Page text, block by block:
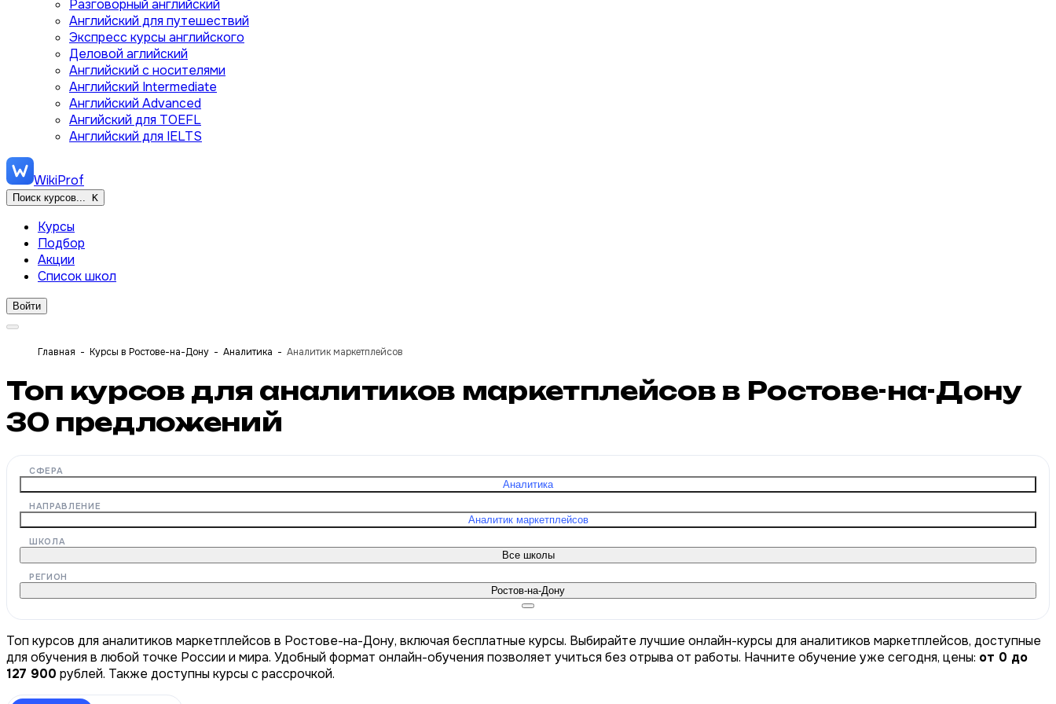
Разговорный английский
Английский для путешествий
Экспресс курсы английского
Деловой аглийский
Английский с носителями
Английский Intermediate
Английский Advanced
Ангийский для TOEFL
Английский для IELTS
WikiProf
Поиск курсов... K
Курсы
Подбор
Акции
Список школ
Войти
Главная Курсы в Ростове-на-Дону Аналитика Аналитик маркетплейсов
Топ курсов для аналитиков маркетплейсов в Ростове-на-Дону
30 предложений
СФЕРА
Аналитика
НАПРАВЛЕНИЕ
Аналитик маркетплейсов
ШКОЛА
Все школы
РЕГИОН
Ростов-на-Дону
Топ курсов для аналитиков маркетплейсов в Ростове-на-Дону, включая бесплатные курсы. Выбирайте лучшие онлайн-курсы для аналитиков маркетплейсов, доступные
для обучения в любой точке России и мира. Удобный формат онлайн-обучения позволяет учиться без отрыва от работы. Начните обучение уже сегодня, цены: от 0 до
127 900 рублей. Также доступны курсы с рассрочкой.